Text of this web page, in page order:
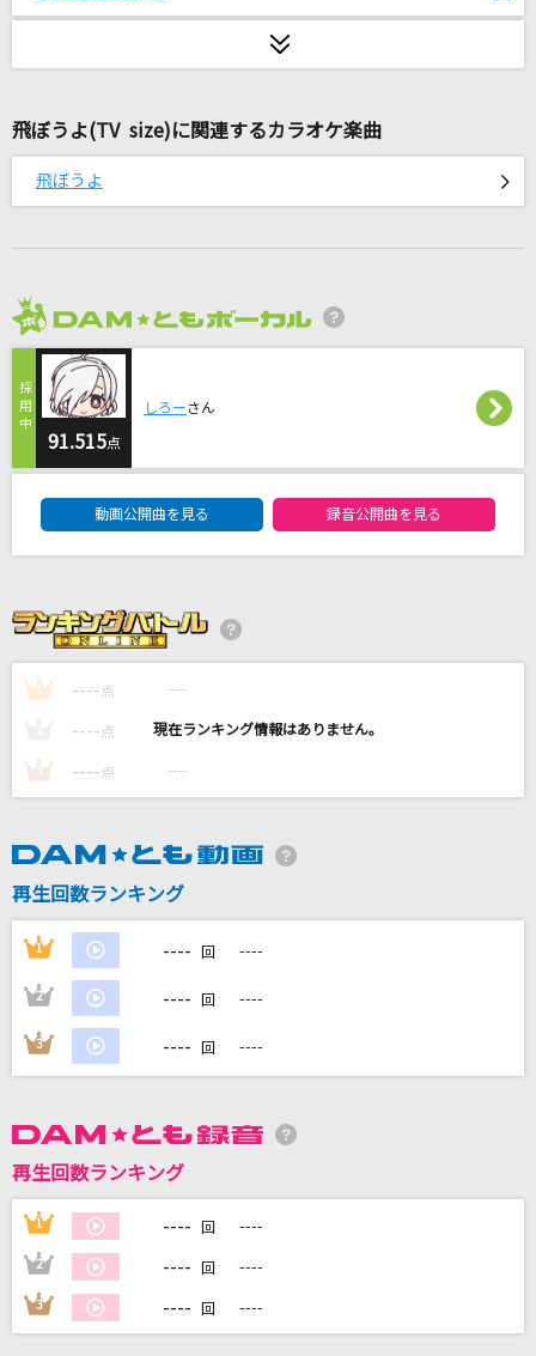
それぞれの明日
会いたくて 会いたくて
西野カナ
secret base～君がくれたもの～
ZONE
[生音]銀の龍の背に乗って
中島みゆき
Little Glee Monster
からくりピエロ
カラオケ最新情報をチェック！
DAMに会員登録・ログインして
自宅でカラオケ歌い放題！
家族や友達と一緒に！練習にも！
飛ぼうよ(TV size)に関連するカラオケ楽曲
飛ぼうよ
91.515点
しろーさん
動画公開曲を見る 録音公開曲を見る
1 ---- 点 ----
---- 点 ----
3 ---- 点 ----
再生回数ランキング
1 ---- 回 ----
2 ---- 回 ----
3 ---- 回 ----
再生回数ランキング
1 ---- 回 ----
2 ---- 回 ----
3 ---- 回 ----